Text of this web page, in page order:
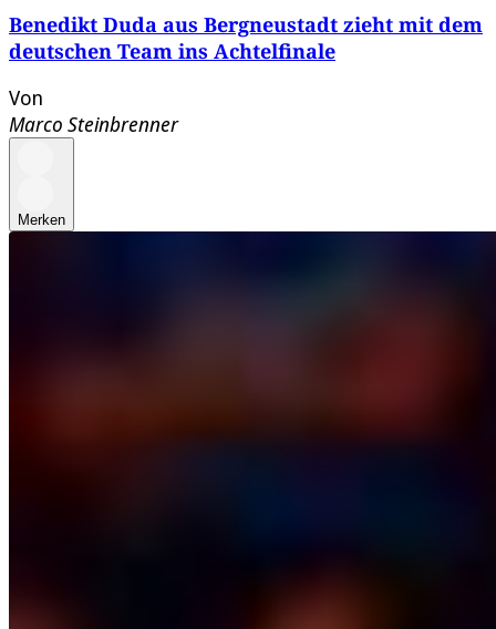
Benedikt Duda aus Bergneustadt zieht mit dem
deutschen Team ins Achtelfinale
Von
Marco Steinbrenner
Merken